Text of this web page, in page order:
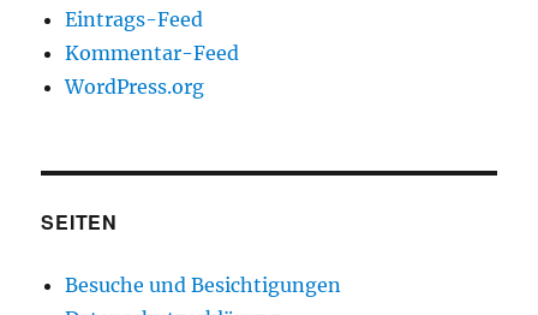
Eintrags-Feed
Kommentar-Feed
WordPress.org
SEITEN
Besuche und Besichtigungen